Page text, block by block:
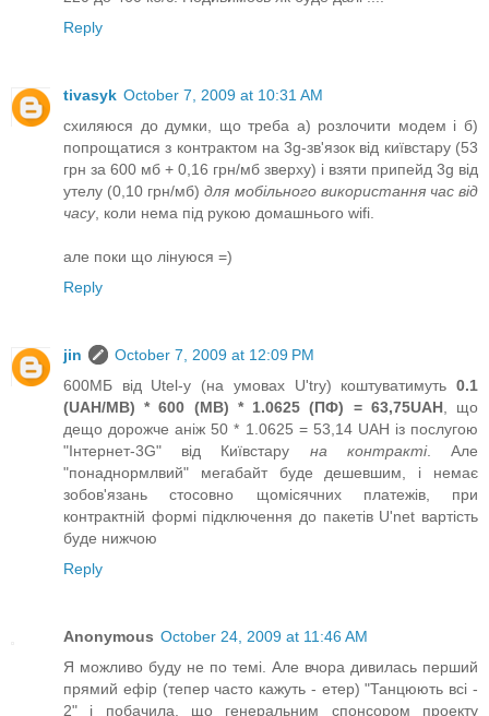
Reply
tivasyk October 7, 2009 at 10:31 AM
схиляюся до думки, що треба а) розлочити модем і б)
попрощатися з контрактом на 3g-зв'язок від київстару (53
грн за 600 мб + 0,16 грн/мб зверху) і взяти припейд 3g від
утелу (0,10 грн/мб)для мобільного використання час від
часу, коли нема під рукою домашнього wifi.
але поки що лінуюся =)
Reply
jin
October 7, 2009 at 12:09 PM
600МБ від Utel-у (на умовах U'try) коштуватимуть 0.1
(UAH/MB) * 600 (MB) * 1.0625 (ПФ) = 63,75UAH, що
дещо дорожче аніж 50 * 1.0625 = 53,14 UAH із послугою
"Інтернет-3G" від Київстару на контракті. Але
"понаднормлвий" мегабайт буде дешевшим, і немає
зобов'язань стосовно щомісячних платежів, при
контрактній формі підключення до пакетів U'net вартість
буде нижчою
Reply
Anonymous October 24, 2009 at 11:46 AM
Я можливо буду не по темі. Але вчора дивилась перший
прямий ефір (тепер часто кажуть - етер) "Танцюють всі -
2" і побачила, що генеральним спонсором проекту